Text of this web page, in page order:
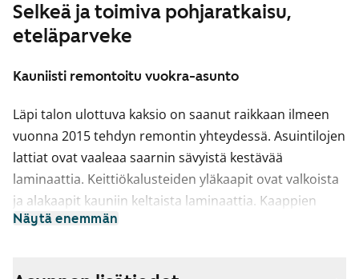
Selkeä ja toimiva pohjaratkaisu,
eteläparveke
Kauniisti remontoitu vuokra-asunto
Läpi talon ulottuva kaksio on saanut raikkaan ilmeen
vuonna 2015 tehdyn remontin yhteydessä. Asuintilojen
lattiat ovat vaaleaa saarnin sävyistä kestävää
laminaattia. Keittiökalusteiden yläkaapit ovat valkoista
ja alakaapit kauniin keltaista laminaattia. Kaappien
välitilassa on valkoiset kiiltävät laatat ja tiskiallas on
Näytä enemmän